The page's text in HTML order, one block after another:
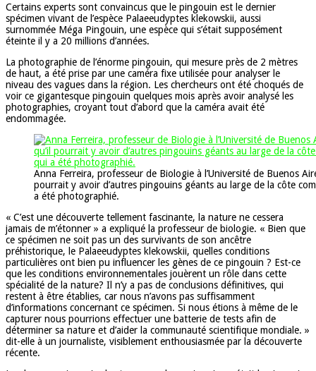
Certains experts sont convaincus que le pingouin est le dernier
spécimen vivant de l’espèce Palaeeudyptes klekowskii, aussi
surnommée Méga Pingouin, une espèce qui s’était supposément
éteinte il y a 20 millions d’années.
La photographie de l’énorme pingouin, qui mesure près de 2 mètres
de haut, a été prise par une caméra fixe utilisée pour analyser le
niveau des vagues dans la région. Les chercheurs ont été choqués de
voir ce gigantesque pingouin quelques mois après avoir analysé les
photographies, croyant tout d’abord que la caméra avait été
endommagée.
Anna Ferreira, professeur de Biologie à l’Université de Buenos
pourrait y avoir d’autres pingouins géants au large de la côte
a été photographié.
« C’est une découverte tellement fascinante, la nature ne cessera
jamais de m’étonner » a expliqué la professeur de biologie. « Bien que
ce spécimen ne soit pas un des survivants de son ancêtre
préhistorique, le Palaeeudyptes klekowskii, quelles conditions
particulières ont bien pu influencer les gènes de ce pingouin ? Est-ce
que les conditions environnementales jouèrent un rôle dans cette
spécialité de la nature? Il n’y a pas de conclusions définitives, qui
restent à être établies, car nous n’avons pas suffisamment
d’informations concernant ce spécimen. Si nous étions à même de le
capturer nous pourrions effectuer une batterie de tests afin de
déterminer sa nature et d’aider la communauté scientifique mondiale. »
dit-elle à un journaliste, visiblement enthousiasmée par la découverte
récente.